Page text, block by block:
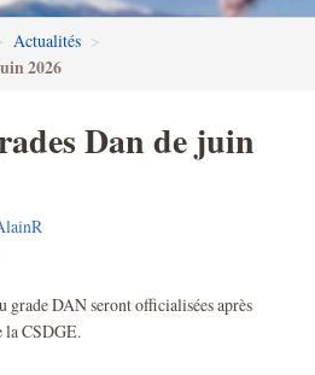
Les enseignants
Aïkido enfants & ados
Photos
Actualités >
2026
Dan de juin
grade DAN seront officialisées après
la CSDGE.